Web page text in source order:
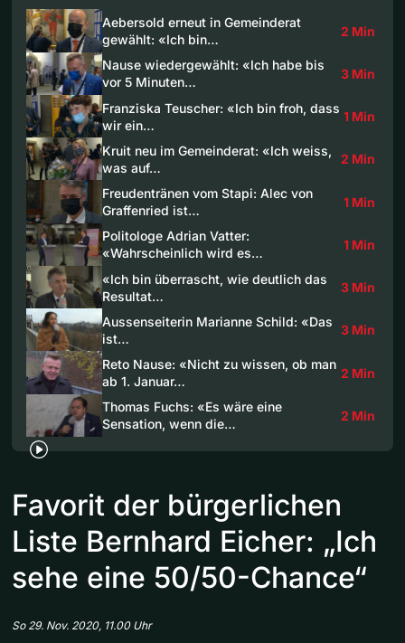
Aebersold erneut in Gemeinderat
gewählt: «Ich bin…
2 Min
Nause wiedergewählt: «Ich habe bis
vor 5 Minuten…
3 Min
Franziska Teuscher: «Ich bin froh, dass
wir ein…
1 Min
Kruit neu im Gemeinderat: «Ich weiss,
was auf…
2 Min
Freudentränen vom Stapi: Alec von
Graffenried ist…
1 Min
Politologe Adrian Vatter:
«Wahrscheinlich wird es…
1 Min
«Ich bin überrascht, wie deutlich das
Resultat…
3 Min
Aussenseiterin Marianne Schild: «Das
ist…
3 Min
Reto Nause: «Nicht zu wissen, ob man
ab 1. Januar…
2 Min
Thomas Fuchs: «Es wäre eine
Sensation, wenn die…
2 Min
Favorit der bürgerlichen
Liste Bernhard Eicher: „Ich
sehe eine 50/50-Chance“
So 29. Nov. 2020, 11.00 Uhr